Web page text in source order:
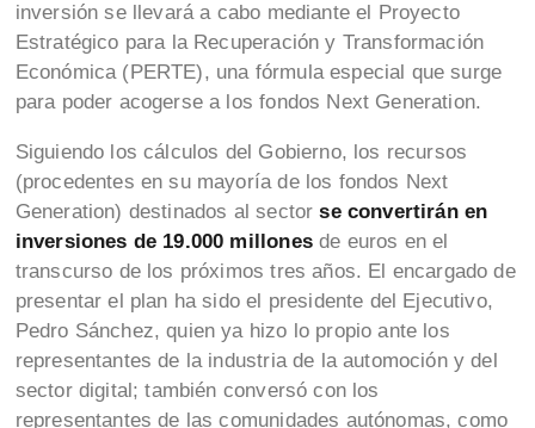
inversión se llevará a cabo mediante el Proyecto
Estratégico para la Recuperación y Transformación
Económica (PERTE), una fórmula especial que surge
para poder acogerse a los fondos Next Generation.
Siguiendo los cálculos del Gobierno, los recursos
(procedentes en su mayoría de los fondos Next
Generation) destinados al sectorse convertirán en
inversiones de 19.000 millonesde euros en el
transcurso de los próximos tres años. El encargado de
presentar el plan ha sido el presidente del Ejecutivo,
Pedro Sánchez, quien ya hizo lo propio ante los
representantes de la industria de la automoción y del
sector digital; también conversó con los
representantes de las comunidades autónomas, como